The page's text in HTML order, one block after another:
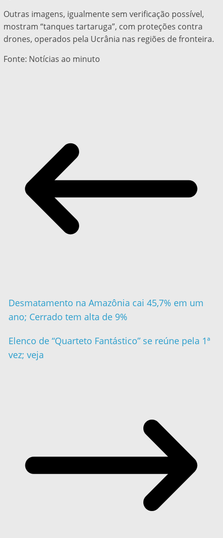
Outras imagens, igualmente sem verificação possível,
mostram “tanques tartaruga”, com proteções contra
drones, operados pela Ucrânia nas regiões de fronteira.
Fonte: Notícias ao minuto
Desmatamento na Amazônia cai 45,7% em um
ano; Cerrado tem alta de 9%
Elenco de “Quarteto Fantástico” se reúne pela 1ª
vez; veja